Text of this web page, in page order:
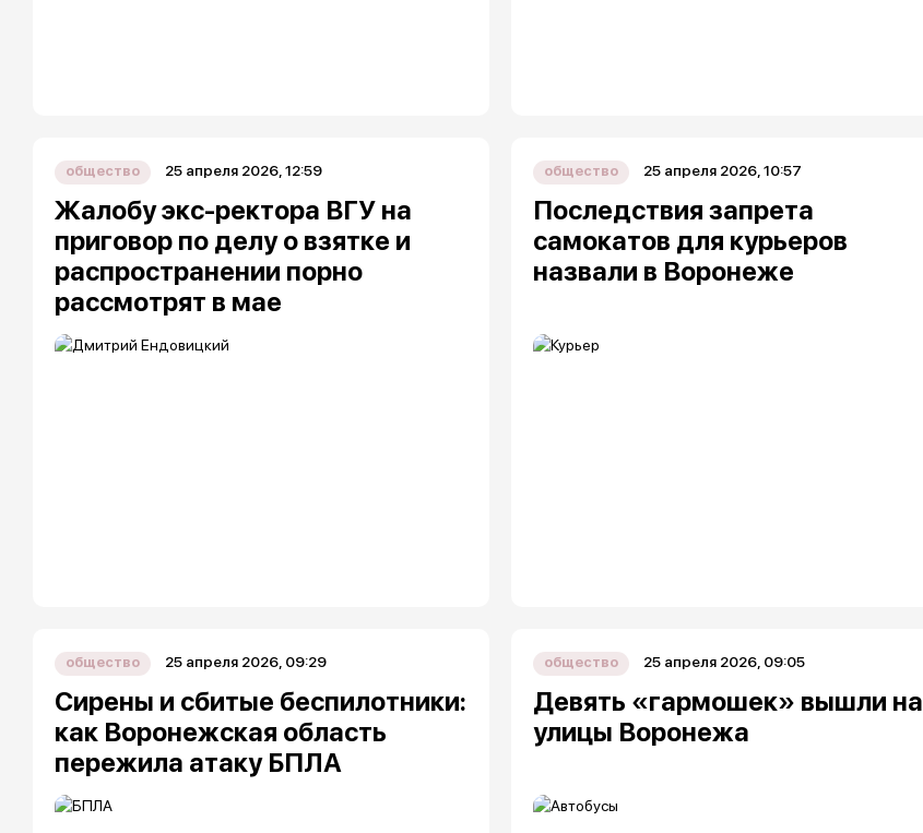
общество 25 апреля 2026, 12:59
Жалобу экс-ректора ВГУ на
приговор по делу о взятке и
распространении порно
рассмотрят в мае
общество 25 апреля 2026, 10:57
Последствия запрета
самокатов для курьеров
назвали в Воронеже
общество 25 апреля 2026, 09:29
Сирены и сбитые беспилотники:
как Воронежская область
пережила атаку БПЛА
общество 25 апреля 2026, 09:05
Девять «гармошек» вышли на
улицы Воронежа